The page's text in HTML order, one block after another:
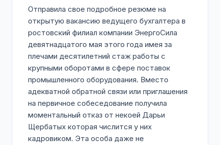
Отправила свое подробное резюме на
открытую вакансию ведущего бухгалтера в
ростовский филиал компании ЭнергоСила
девятнадцатого мая этого года имея за
плечами десятилетний стаж работы с
крупными оборотами в сфере поставок
промышленного оборудования. Вместо
адекватной обратной связи или приглашения
на первичное собеседование получила
моментальный отказ от некоей Дарьи
Щербатых которая числится у них
кадровиком. Эта особа даже не